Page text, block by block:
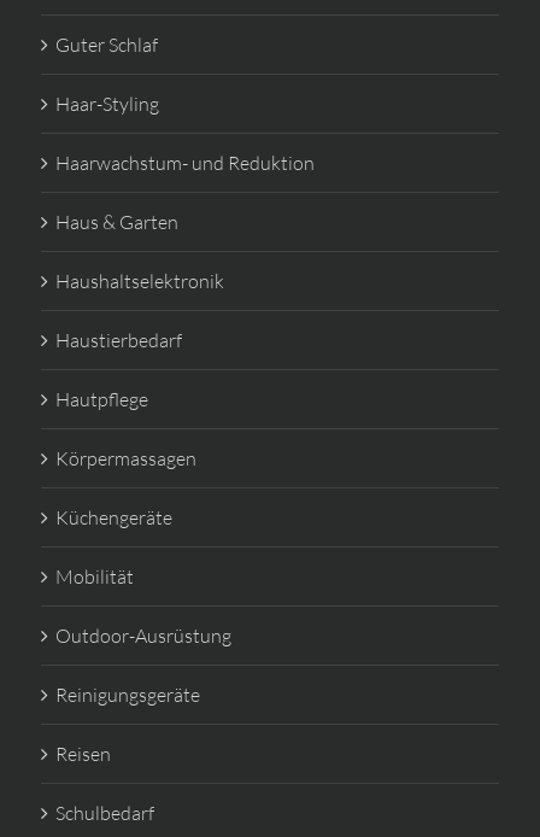
Guter Schlaf
Haar-Styling
Haarwachstum- und Reduktion
Haus & Garten
Haushaltselektronik
Haustierbedarf
Hautpflege
Körpermassagen
Küchengeräte
Mobilität
Outdoor-Ausrüstung
Reinigungsgeräte
Reisen
Schulbedarf